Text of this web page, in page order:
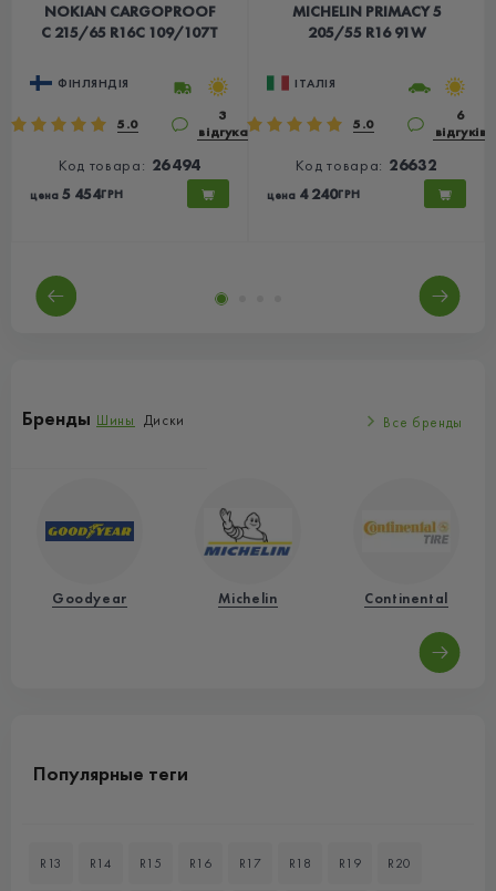
NOKIAN CARGOPROOF
C 215/65 R16C 109/107T
Код товара: 26494
5.0
3
відгука
ФІНЛЯНДІЯ
цена 5 454ГРН
MICHELIN PRIMACY 5
205/55 R16 91W
Код товара: 26632
5.0
6
відгуків
ІТАЛІЯ
цена 4 240ГРН
Бренды Шины Диски Все бренды
Goodyear Michelin Continental
Популярные теги
R13 R14 R15 R16 R17 R18 R19 R20